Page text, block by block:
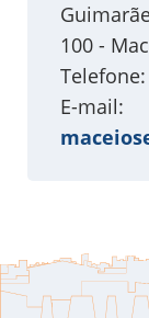
100 -
E-mail: